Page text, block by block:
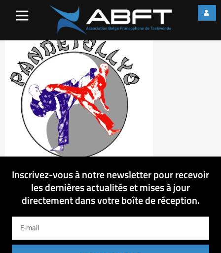
Inscrivez-vous à notre newsletter pour recevoir
les dernières actualités et mises à jour
directement dans votre boîte de réception.